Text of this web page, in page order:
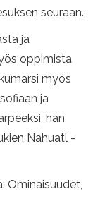
seuraan.
ja
oppimista
myös
ja
hän
Nahuatl -
Ominaisuudet,